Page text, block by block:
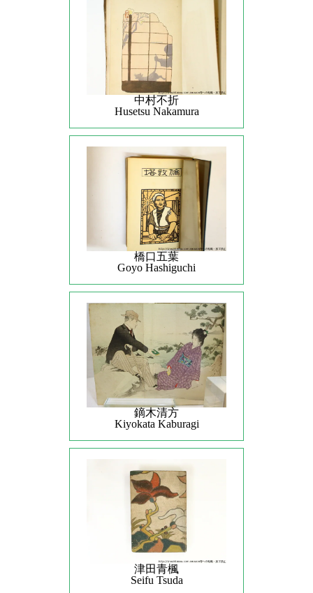
中村不折
Husetsu Nakamura
橋口五葉
Goyo Hashiguchi
鏑木清方
Kiyokata Kaburagi
津田青楓
Seifu Tsuda